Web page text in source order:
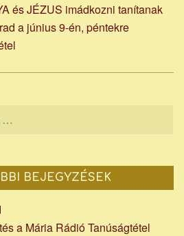
és JÉZUS imádkozni tanítanak
a június 9-én, péntekre
BEJEGYZÉSEK
a Mária Rádió Tanúságtétel